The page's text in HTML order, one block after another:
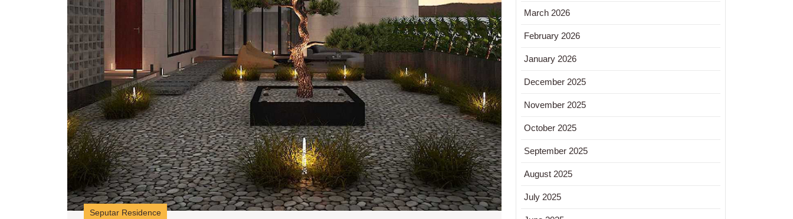
Seputar Residence
March 2026
February 2026
January 2026
December 2025
November 2025
October 2025
September 2025
August 2025
July 2025